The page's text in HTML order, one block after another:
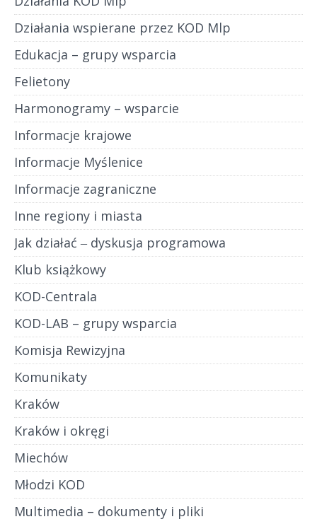
Działania wspierane przez KOD Mlp
Edukacja – grupy wsparcia
Felietony
Harmonogramy – wsparcie
Informacje krajowe
Informacje Myślenice
Informacje zagraniczne
Inne regiony i miasta
Jak działać ‒ dyskusja programowa
Klub książkowy
KOD-Centrala
KOD-LAB – grupy wsparcia
Komisja Rewizyjna
Komunikaty
Kraków
Kraków i okręgi
Miechów
Młodzi KOD
Multimedia – dokumenty i pliki